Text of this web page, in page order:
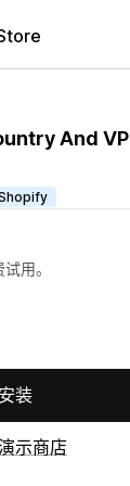
And
用。
安装
示商店